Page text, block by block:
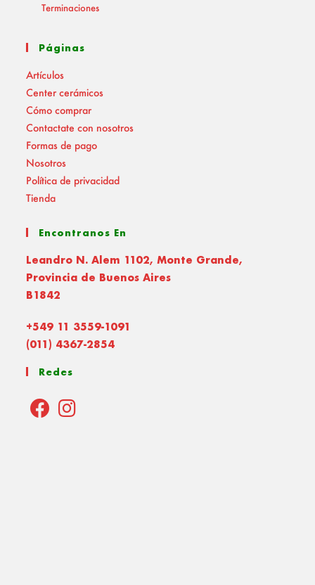
Terminaciones
Páginas
Artículos
Center cerámicos
Cómo comprar
Contactate con nosotros
Formas de pago
Nosotros
Política de privacidad
Tienda
Encontranos En
Leandro N. Alem 1102, Monte Grande,
Provincia de Buenos Aires
B1842
+549 11 3559-1091
(011) 4367-2854
Redes